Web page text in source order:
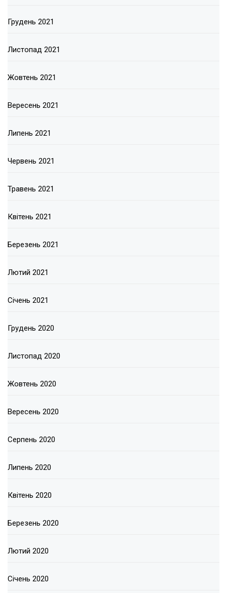
Грудень 2021
Листопад 2021
Жовтень 2021
Вересень 2021
Липень 2021
Червень 2021
Травень 2021
Квітень 2021
Березень 2021
Лютий 2021
Січень 2021
Грудень 2020
Листопад 2020
Жовтень 2020
Вересень 2020
Серпень 2020
Липень 2020
Квітень 2020
Березень 2020
Лютий 2020
Січень 2020